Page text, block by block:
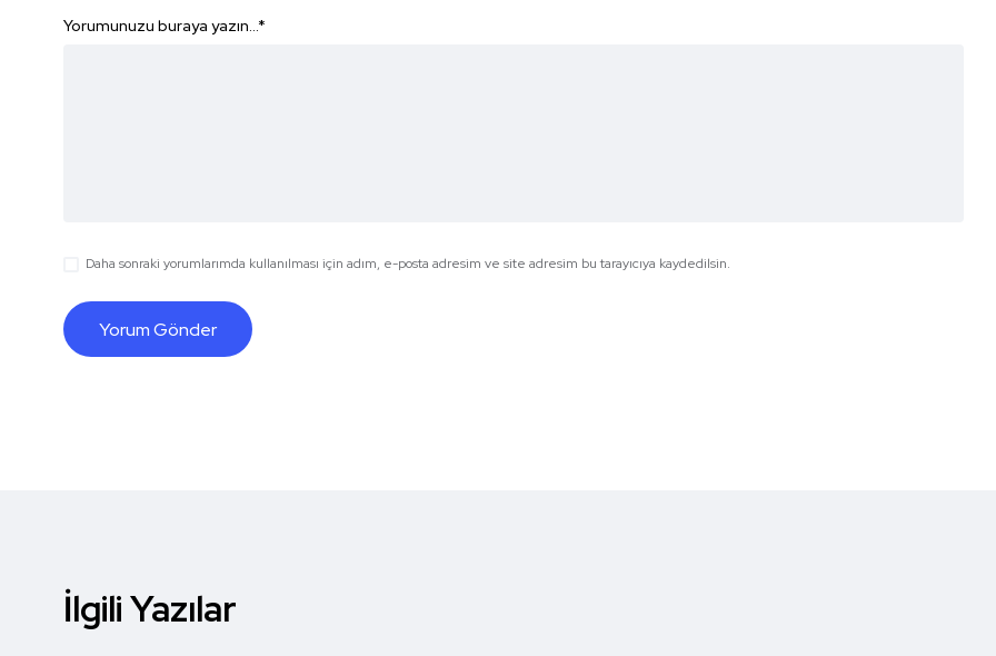
Yorumunuzu buraya yazın...*
Daha sonraki yorumlarımda kullanılması için adım, e-posta adresim ve site adresim bu tarayıcıya kaydedilsin.
İlgili Yazılar